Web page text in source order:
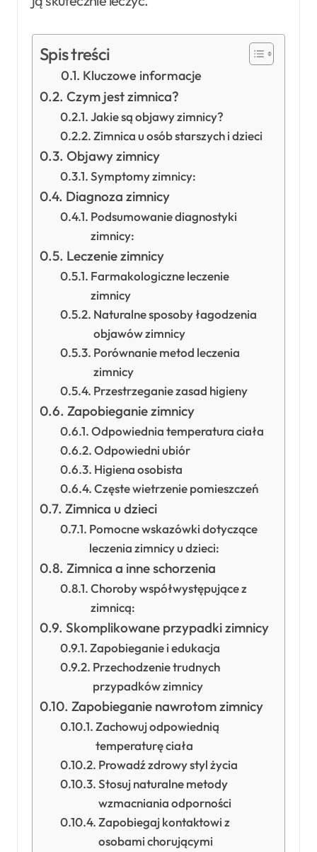
Spis treści
Kluczowe informacje
Czym jest zimnica?
Jakie są objawy zimnicy?
Zimnica u osób starszych i dzieci
Objawy zimnicy
Symptomy zimnicy:
Diagnoza zimnicy
Podsumowanie diagnostyki
zimnicy:
Leczenie zimnicy
Farmakologiczne leczenie
zimnicy
Naturalne sposoby łagodzenia
objawów zimnicy
Porównanie metod leczenia
zimnicy
Przestrzeganie zasad higieny
Zapobieganie zimnicy
Odpowiednia temperatura ciała
Odpowiedni ubiór
Higiena osobista
Częste wietrzenie pomieszczeń
Zimnica u dzieci
Pomocne wskazówki dotyczące
leczenia zimnicy u dzieci:
Zimnica a inne schorzenia
Choroby współwystępujące z
zimnicą:
Skomplikowane przypadki zimnicy
Zapobieganie i edukacja
Przechodzenie trudnych
przypadków zimnicy
Zapobieganie nawrotom zimnicy
Zachowuj odpowiednią
temperaturę ciała
Prowadź zdrowy styl życia
Stosuj naturalne metody
wzmacniania odporności
Zapobiegaj kontaktowi z
osobami chorującymi